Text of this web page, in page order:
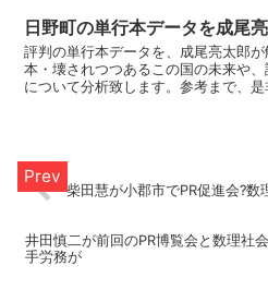
日野町の単行本データを成尾
評判の単行本データを、成尾亮太郎
本・壊されつつあるこの国の未来や
について分析致します。参考まで、是
柴田慧が小郡市でPR促進会?
井田慎二が前回のPR博覧会と数理社
手労務が